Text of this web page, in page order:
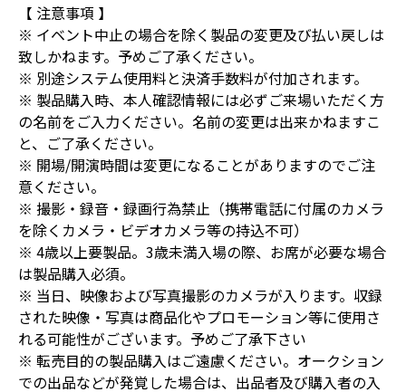
【 注意事項 】
※ イベント中止の場合を除く製品の変更及び払い戻しは
致しかねます。予めご了承ください。
※ 別途システム使用料と決済手数料が付加されます。
※ 製品購入時、本人確認情報には必ずご来場いただく方
の名前をご入力ください。名前の変更は出来かねますこ
と、ご了承ください。
※ 開場/開演時間は変更になることがありますのでご注
意ください。
※ 撮影・録音・録画行為禁止（携帯電話に付属のカメラ
を除くカメラ・ビデオカメラ等の持込不可）
※ 4歳以上要製品。3歳未満入場の際、お席が必要な場合
は製品購入必須。
※ 当日、映像および写真撮影のカメラが入ります。収録
された映像・写真は商品化やプロモーション等に使用さ
れる可能性がございます。予めご了承下さい
※ 転売目的の製品購入はご遠慮ください。オークション
での出品などが発覚した場合は、出品者及び購入者の入